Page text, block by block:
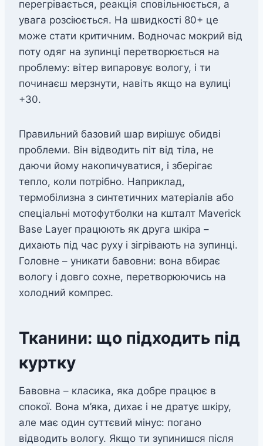
перегрівається, реакція сповільнюється, а
увага розсіюється. На швидкості 80+ це
може стати критичним. Водночас мокрий від
поту одяг на зупинці перетворюється на
проблему: вітер випаровує вологу, і ти
починаєш мерзнути, навіть якщо на вулиці
+30.
Правильний базовий шар вирішує обидві
проблеми. Він відводить піт від тіла, не
даючи йому накопичуватися, і зберігає
тепло, коли потрібно. Наприклад,
термобілизна з синтетичних матеріалів або
спеціальні мотофутболки на кшталт Maverick
Base Layer працюють як друга шкіра –
дихають під час руху і зігрівають на зупинці.
Головне – уникати бавовни: вона вбирає
вологу і довго сохне, перетворюючись на
холодний компрес.
Тканини: що підходить під
куртку
Бавовна – класика, яка добре працює в
спокої. Вона м’яка, дихає і не дратує шкіру,
але має один суттєвий мінус: погано
відводить вологу. Якщо ти зупинишся після